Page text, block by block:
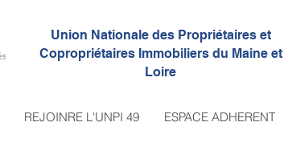
Union Nationale des Propriétaires et
Copropriétaires Immobiliers du Maine et
Loire
REJOINRE L'UNPI 49 ESPACE ADHERENT